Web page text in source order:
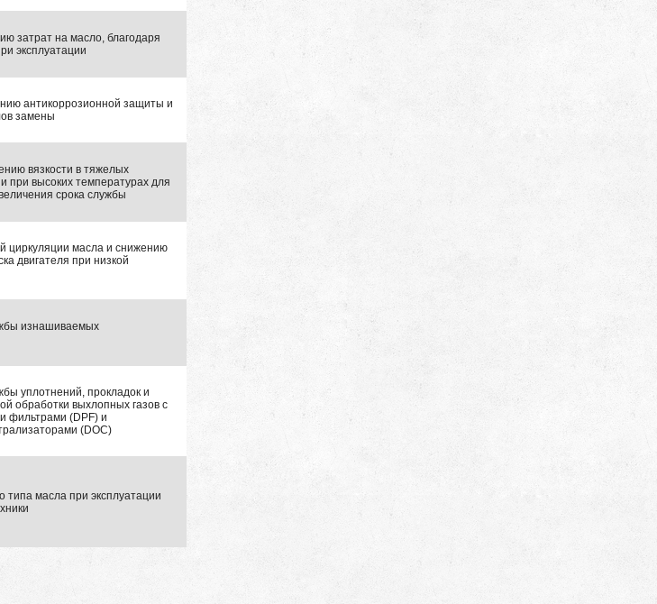
затрат на масло, благодаря
эксплуатации
антикоррозионной защиты и
замены
вязкости в тяжелых
при высоких температурах для
срока службы
циркуляции масла и снижению
двигателя при низкой
изнашиваемых
уплотнений, прокладок и
обработки выхлопных газов с
фильтрами (DPF) и
(DOC)
типа масла при эксплуатации